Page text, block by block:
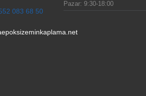
083 68 50
Pazar: 9:30-18:00